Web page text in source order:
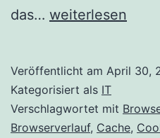
das… Browserdaten
Edge
löschen
weiterlesen
Veröffentlicht am April 30,
Kategorisiert als IT
Verschlagwortet mit
Browserverlauf, Cache,